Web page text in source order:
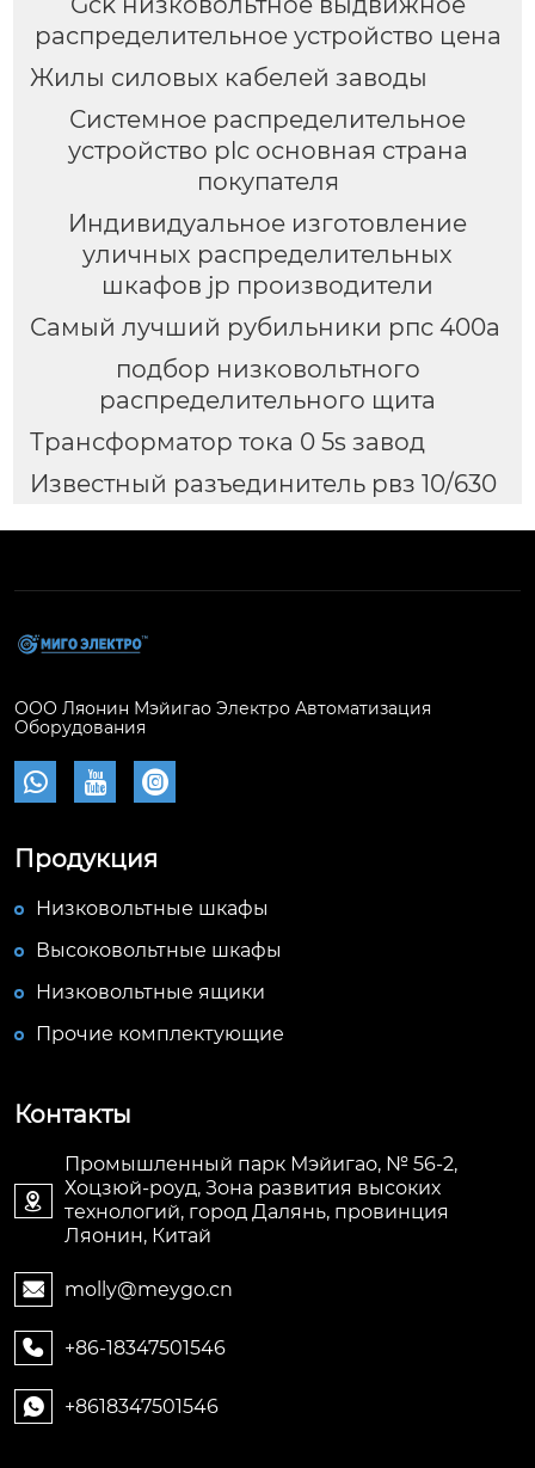
распределительное устройство цена
Жилы силовых кабелей заводы
Системное распределительное
устройство plc основная страна
покупателя
Индивидуальное изготовление
уличных распределительных
шкафов jp производители
Самый лучший рубильники рпс 400а
подбор низковольтного
распределительного щита
Трансформатор тока 0 5s завод
Известный разъединитель рвз 10/630
ООО Ляонин Мэйигао Электро Автоматизация
Оборудования
  
Продукция
Низковольтные шкафы
Высоковольтные шкафы
Низковольтные ящики
Прочие комплектующие
Контакты

Промышленный парк Мэйигао, № 56-2,
Хоцзюй-роуд, Зона развития высоких
технологий, город Далянь, провинция
Ляонин, Китай
 molly@meygo.cn
 +86-18347501546
 +8618347501546